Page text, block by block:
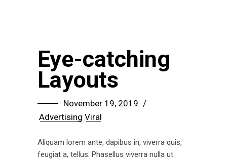
Eye-catching
Layouts
November 19, 2019
Advertising Viral
Aliquam lorem ante, dapibus in, viverra quis,
feugiat a, tellus. Phasellus viverra nulla ut